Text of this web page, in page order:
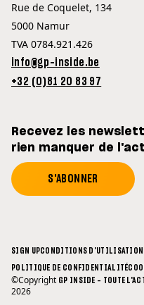
Rue de Coquelet, 134
5000 Namur
TVA 0784.921.426
info@gp-inside.be
+32 (0)81 20 83 97
Recevez les
rien manquer de
S'ABONNER
SIGN UPCONDITIONS D'UTILISATION
POLITIQUE DE CONFIDENTIALITÉ
©Copyright GP INSIDE - TOUTE
2026